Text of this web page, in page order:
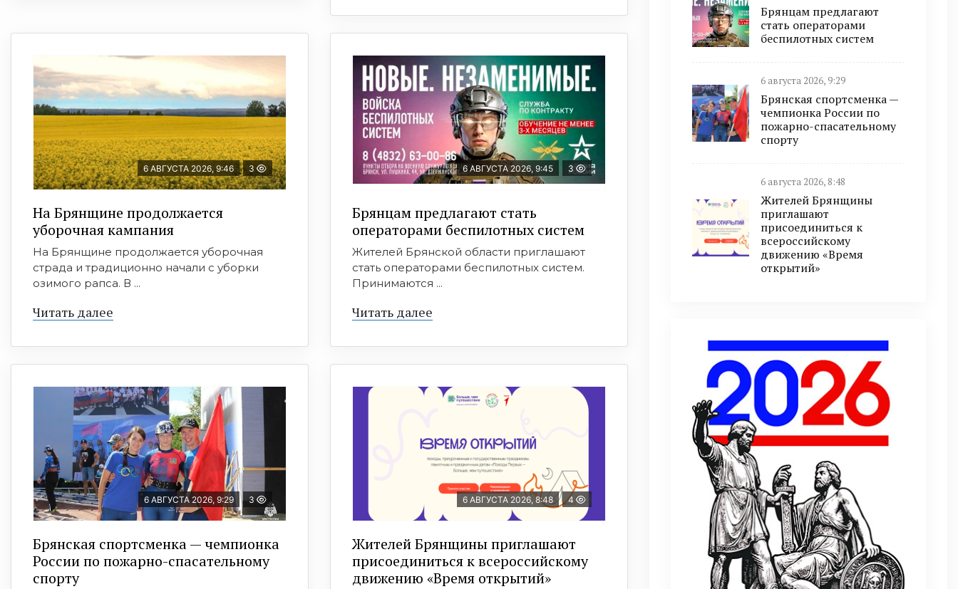
6 АВГУСТА 2026, 9:46 3
На Брянщине продолжается
уборочная кампания
На Брянщине продолжается уборочная
страда и традиционно начали с уборки
озимого рапса. В ...
Читать далее
6 АВГУСТА 2026, 9:45 3
Брянцам предлагают cтать
оперaтoрами бeспилотных систeм
Жителей Брянской области приглашают
стать операторами беспилотных систем.
Принимаются ...
Читать далее
6 АВГУСТА 2026, 9:29 3
Брянская спортсменка — чемпионка
России по пожарно-спасательному
спорту
6 АВГУСТА 2026, 8:48 4
Жителей Брянщины приглашают
присоединиться к всероссийскому
движению «Время открытий»
Брянцам предлагают
cтать оперaтoрами
бeспилотных систeм
6 августа 2026, 9:29
Брянская спортсменка —
чемпионка России по
пожарно-спасательному
спорту
6 августа 2026, 8:48
Жителей Брянщины
приглашают
присоединиться к
всероссийскому
движению «Время
открытий»